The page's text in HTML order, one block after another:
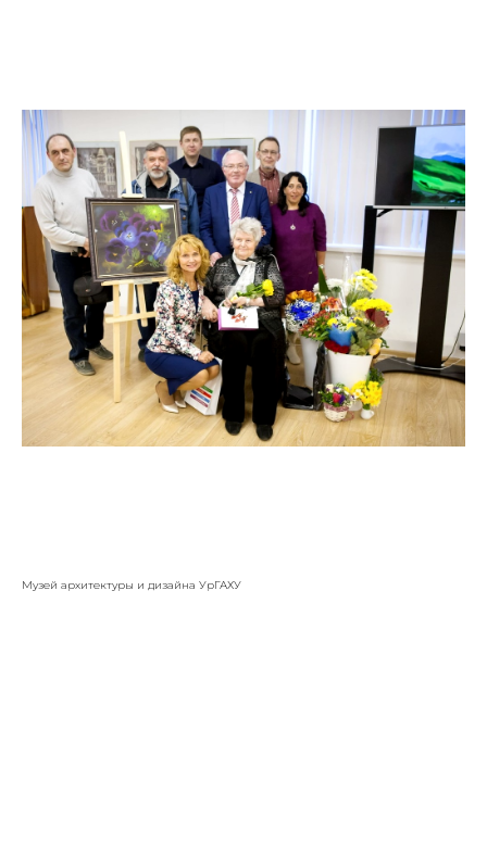
Музей архитектуры и дизайна УрГАХУ